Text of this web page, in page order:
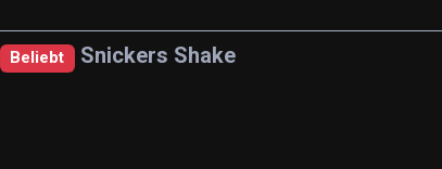
Beliebt Snickers Shake